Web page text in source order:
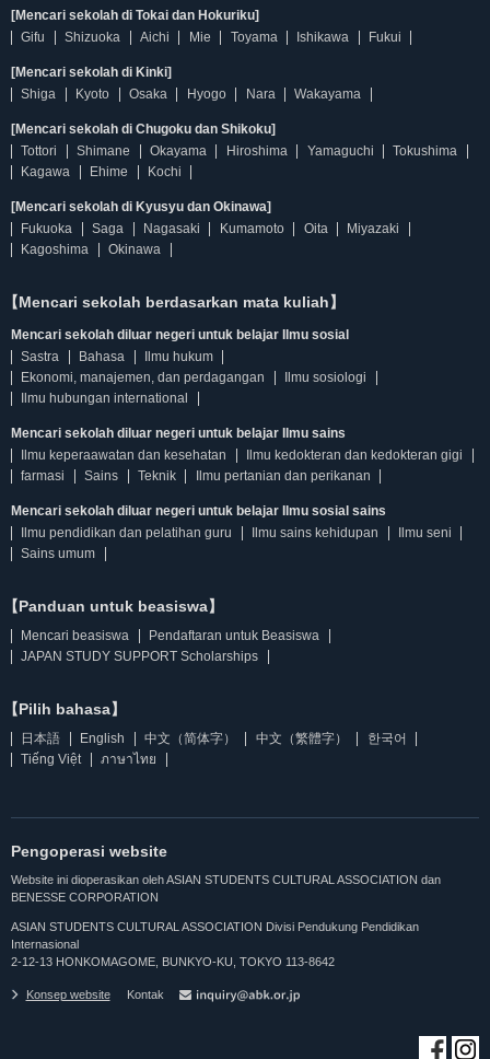
[Mencari sekolah di Tokai dan Hokuriku]
Gifu
Shizuoka Aichi Mie Toyama Ishikawa Fukui
[Mencari sekolah di Kinki]
Shiga
Kyoto Osaka Hyogo Nara Wakayama
[Mencari sekolah di Chugoku dan Shikoku]
Tottori
Shimane Okayama Hiroshima Yamaguchi
Tokushima
Kagawa
Ehime Kochi
[Mencari sekolah di Kyusyu dan Okinawa]
Fukuoka
Saga Nagasaki Kumamoto Oita
Miyazaki
Kagoshima
Okinawa
【Mencari sekolah berdasarkan mata kuliah】
Mencari sekolah diluar negeri untuk belajar Ilmu sosial
Sastra
Bahasa
Ilmu hukum
Ekonomi, manajemen, dan perdagangan
Ilmu sosiologi
Ilmu hubungan international
Mencari sekolah diluar negeri untuk belajar Ilmu sains
Ilmu keperaawatan dan kesehatan
Ilmu kedokteran dan kedokteran gigi
farmasi
Sains Teknik Ilmu pertanian dan perikanan
Mencari sekolah diluar negeri untuk belajar Ilmu sosial sains
Ilmu pendidikan dan pelatihan guru
Ilmu sains kehidupan
Ilmu seni
Sains umum
【Panduan untuk beasiswa】
Mencari beasiswa
Pendaftaran untuk Beasiswa
JAPAN STUDY SUPPORT Scholarships
【Pilih bahasa】
日本語 English 中文（简体字） 中文（繁體字）
한국어
Tiếng Việt
ภาษาไทย
Pengoperasi website
Website ini dioperasikan oleh ASIAN STUDENTS CULTURAL ASSOCIATION dan
BENESSE CORPORATION
ASIAN STUDENTS CULTURAL ASSOCIATION Divisi Pendukung Pendidikan
Internasional
2-12-13 HONKOMAGOME, BUNKYO-KU, TOKYO 113-8642
Konsep website Kontak